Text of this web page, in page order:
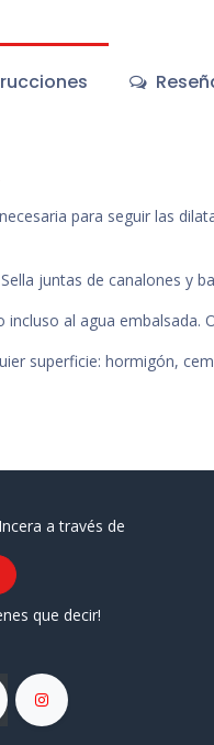
para seguir las
juntas de canalones y
al agua embalsada.
superficie: hormigón,
a través de
que decir!